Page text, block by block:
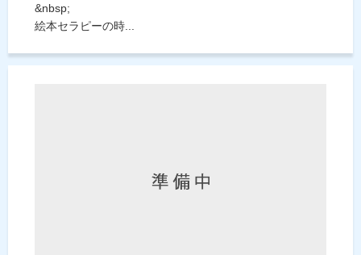
&nbsp;
絵本セラピーの時...